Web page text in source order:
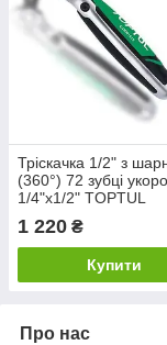
Тріскачка 1/2" з
(360°) 72 зубці
1/4"х1/2" TOPTUL
1 220 ₴
Купити
Про нас